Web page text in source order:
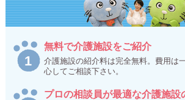
無料で介護施設をご紹介
介護施設の紹介料は完全無料。費用は
心してご相談下さい。
プロの相談員が最適な介護施設